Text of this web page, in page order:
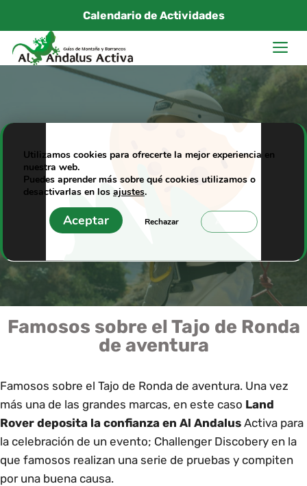
contenido
Calendario de Actividades
Famosos sobre el Tajo
de Ronda de aventura
04/11/2018 Al Andalus Activa
Famosos sobre el Tajo de Ronda
de aventura
Famosos sobre el Tajo de Ronda de aventura. Una vez
más una de las grandes marcas, en este caso Land
Rover deposita la confianza en Al Andalus Activa para
la celebración de un evento; Challenger Discobery en la
que famosos realizan una serie de pruebas y compiten
por una buena causa.
Utilizamos cookies para ofrecerte la mejor experiencia en
nuestra web.
Puedes aprender más sobre qué cookies utilizamos o
desactivarlas en los ajustes.
Aceptar Rechazar